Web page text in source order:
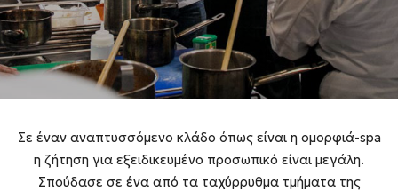
Σε έναν αναπτυσσόμενο κλάδο όπως είναι η ομορφιά-spa
η ζήτηση για εξειδικευμένο προσωπικό είναι μεγάλη.
Σπούδασε σε ένα από τα ταχύρρυθμα τμήματα της